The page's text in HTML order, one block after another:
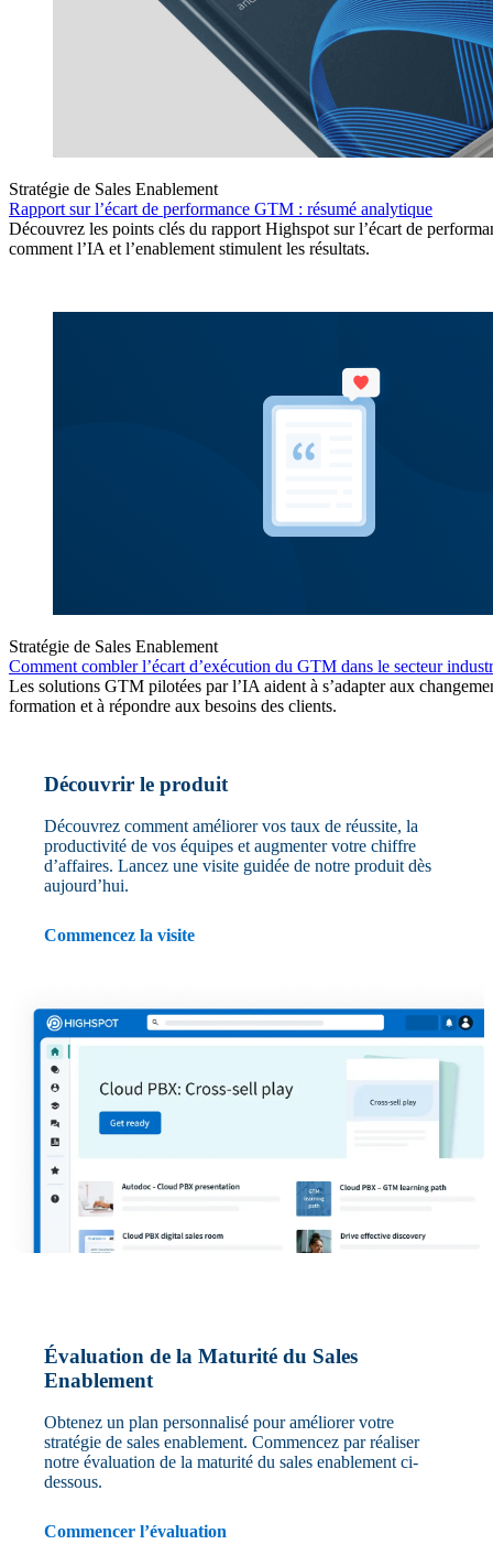
Stratégie de Sales Enablement
Rapport sur l’écart de performance GTM : résumé analytique
Découvrez les points clés du rapport Highspot sur l’écart de
comment l’IA et l’enablement stimulent les résultats.
Stratégie de Sales Enablement
Comment combler l’écart d’exécution du GTM dans le secteur
Les solutions GTM pilotées par l’IA aident à s’adapter aux
formation et à répondre aux besoins des clients.
Découvrir le produit
Découvrez comment améliorer vos taux de réussite, la
productivité de vos équipes et augmenter votre chiffre
d’affaires. Lancez une visite guidée de notre produit dès
aujourd’hui.
Commencez la visite
Évaluation de la Maturité du Sales
Enablement
Obtenez un plan personnalisé pour améliorer votre
stratégie de sales enablement. Commencez par réaliser
notre évaluation de la maturité du sales enablement ci-
dessous.
Commencer l’évaluation